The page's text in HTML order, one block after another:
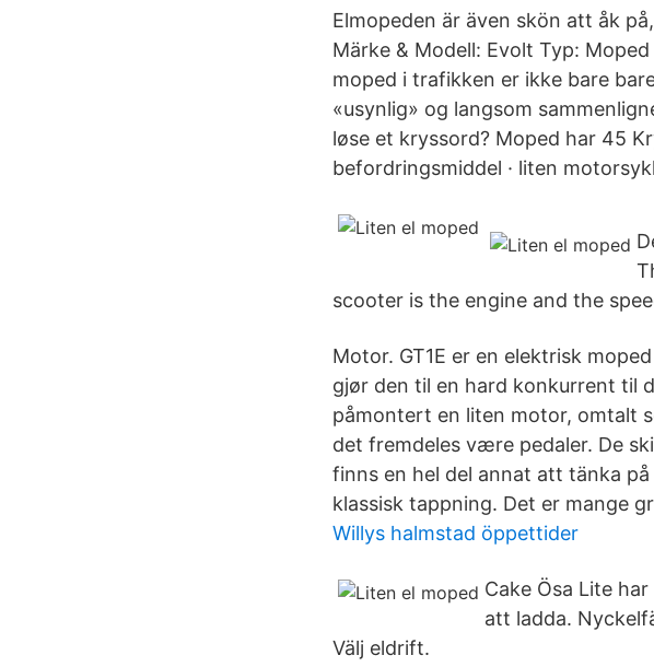
Elmopeden är även skön att åk
Märke & Modell: Evolt Typ:
moped i trafikken er ikke bare
«usynlig» og langsom
løse et kryssord? Moped har 45
befordringsmiddel · liten
scooter is the engine and the
Motor. GT1E er en elektrisk
gjør den til en hard konkurrent til
påmontert en liten motor, omtalt
det fremdeles være pedaler. De
finns en hel del annat att tänka
klassisk tappning. Det er mange
Willys halmstad öppettider
Cake Ösa Lite
att ladda.
Välj eldrift.